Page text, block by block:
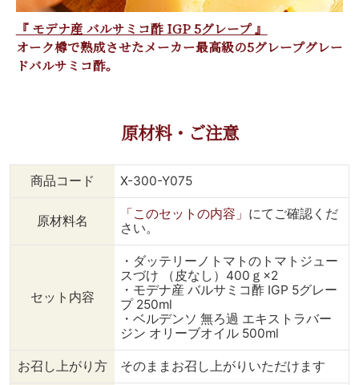
『 モデナ産 バルサミコ酢 IGP 5グレープ 』
オーク樽で熟成させたメーカー最高級の5グレープグレー
ドバルサミコ酢。
原材料・ご注意
商品コード X-300-Y075
原材料名 「このセットの内容」 にてご確認くだ
さい。
セット内容
・ダッテリーノトマトのトマトジュー
スづけ （皮なし）400ｇ×2
・モデナ産 バルサミコ酢 IGP 5グレー
プ 250ml
・ベルデンソ 無ろ過 エキストラバー
ジン オリーブオイル 500ml
お召し上がり方 そのままお召し上がりいただけます